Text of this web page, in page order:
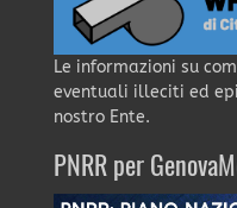
Le informazioni su
eventuali illeciti ed
nostro Ente.
PNRR per